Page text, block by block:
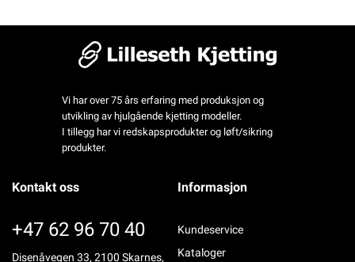
Vi har over 75 års erfaring med produksjon og
utvikling av hjulgående kjetting modeller.
I tillegg har vi redskapsprodukter og løft/sikring
produkter.
Kontakt oss
+47 62 96 70 40
Disenåvegen 33, 2100 Skarnes,
Informasjon
Kundeservice
Kataloger